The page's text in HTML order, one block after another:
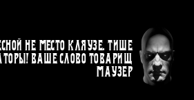
не место кляузе. Тише
Ваше слово товарищ
Маузер